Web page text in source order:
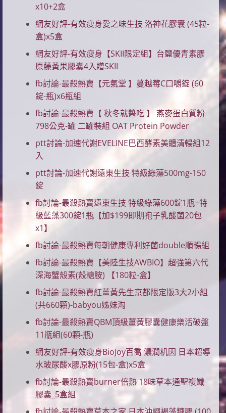
x10+2盒
網友好評-有效瘦身愛之味生技 洛神花膠囊 (45粒-
盒)x5盒
網友好評-有效瘦身【SKII限定組】台鹽優青素膠
原藤黃果膠囊4入贈SKII
fb討論-最殺熱賣【元氣堂 】蔓越莓C口嚼錠 (60
錠-瓶)x6瓶組
fb討論-最殺熱賣【 秋冬就醬吃 】 燕麥蛋白質粉
798公克-罐 二罐裝組 OAT Protein Powder
ptt討論-加速代謝EVELINE巴西酵素美體清暢組12
入
ptt討論-加速代謝遠東生技 特級綠藻500mg-150
錠
fb討論-最殺熱賣遠東生技 特級綠藻600錠1瓶+特
級藍藻300錠1瓶【加$199即期孢子乳酸菌20包
x1】
fb討論-最殺熱賣每朝健康專利好菌double順暢組
fb討論-最殺熱賣【美陸生技AWBIO】超強第六代
深海蟹殼素(殼糖胺) 【180粒-盒】
fb討論-最殺熱賣紅薑黃先生京都限定版3大2小組
(共660顆)-babyou姊妹淘
fb討論-最殺熱賣QBM頂級薑黃膠囊健康樂活破盤
11瓶組(60顆-瓶)
網友好評-有效瘦身BioJoy百喬 濃潤机因 日本超導
水玻尿酸x膠原粉(15包-盒)x5盒
fb討論-最殺熱賣burner倍熱 18味草本通聖複孅
膠囊_5盒組